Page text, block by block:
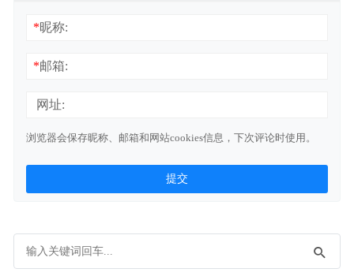
*昵称:
*邮箱:
网址:
浏览器会保存昵称、邮箱和网站cookies信息，下次评论时使用。